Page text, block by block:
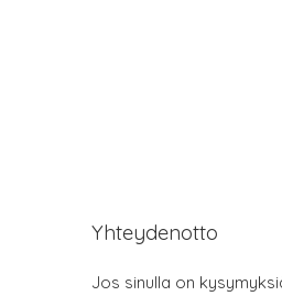
Yhteydenotto
Jos sinulla on